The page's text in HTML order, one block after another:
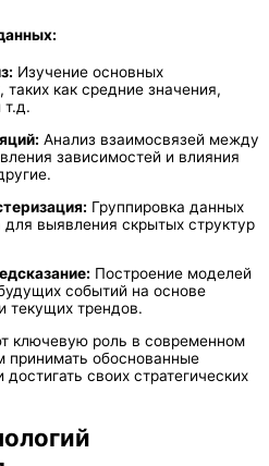
Изучение основных
таких как средние значения,
Анализ взаимосвязей между
зависимостей и влияния
Группировка данных
для выявления скрытых структур
Построение моделей
событий на основе
текущих трендов.
ключевую роль в современном
принимать обоснованные
своих стратегических